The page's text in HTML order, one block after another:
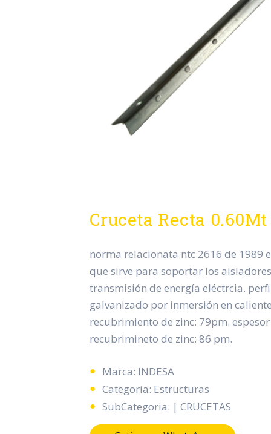
Cruceta Recta
norma relacionata ntc 2616 de 1989
que sirve para soportar los
transmisión de energía eléctrcia.
galvanizado por inmersión en
recubrimiento de zinc: 79pm.
recubrimineto de zinc: 86 pm.
Marca: INDESA
Categoria: Estructuras
SubCategoria: | CRUCETAS